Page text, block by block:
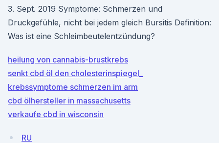
3. Sept. 2019 Symptome: Schmerzen und
Druckgefühle, nicht bei jedem gleich Bursitis Definition:
Was ist eine Schleimbeutelentzündung?
heilung von cannabis-brustkrebs
senkt cbd öl den cholesterinspiegel_
krebssymptome schmerzen im arm
cbd ölhersteller in massachusetts
verkaufe cbd in wisconsin
RU